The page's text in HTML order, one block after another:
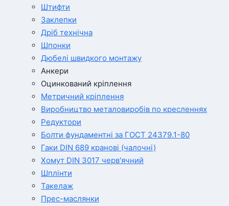
Штифти
Заклепки
Дріб технічна
Шпонки
Дюбелі швидкого монтажу
Анкери
Оцинкований кріплення
Метричний кріплення
Виробництво металовиробів по кресленнях
Редуктори
Болти фундаментні за ГОСТ 24379.1-80
Гаки DIN 689 кранові (чалочні)
Хомут DIN 3017 черв'ячний
Шплінти
Такелаж
Прес-маслянки